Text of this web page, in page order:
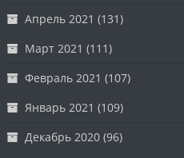
Апрель 2021 (131)
Март 2021 (111)
Февраль 2021 (107)
Январь 2021 (109)
Декабрь 2020 (96)